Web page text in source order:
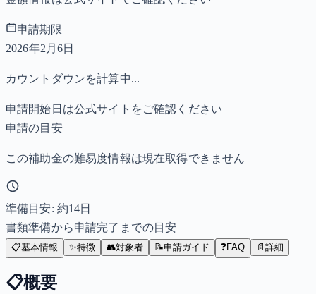
申請期限
2026年2月6日
カウントダウンを計算中...
申請開始日は公式サイトをご確認ください
申請の目安
この補助金の難易度情報は現在取得できません
準備目安: 約14日
書類準備から申請完了までの目安
📋基本情報 ✨特徴 👥対象者 📝申請ガイド ❓FAQ 📄 詳細
📋概要